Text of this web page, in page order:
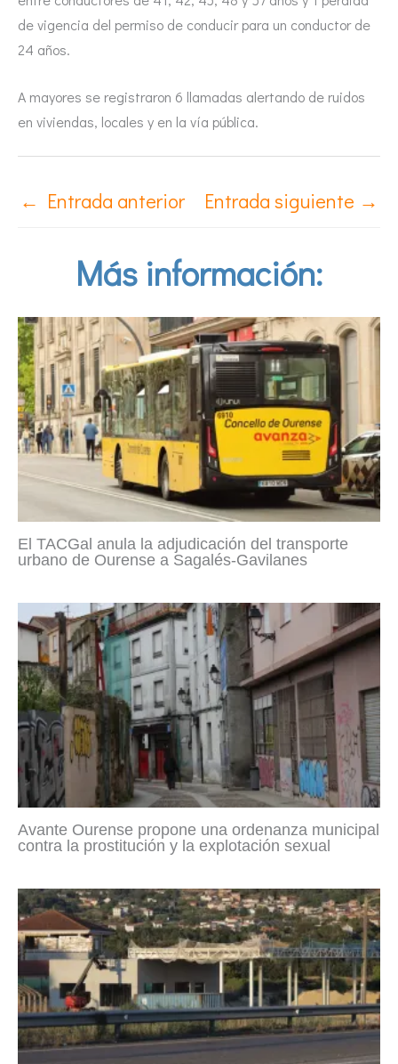
de vigencia del permiso de conducir para un conductor de
24 años.
A mayores se registraron 6 llamadas alertando de ruidos
en viviendas, locales y en la vía pública.
← Entrada anterior Entrada siguiente →
Más información:
El TACGal anula la adjudicación del transporte
urbano de Ourense a Sagalés-Gavilanes
Avante Ourense propone una ordenanza municipal
contra la prostitución y la explotación sexual